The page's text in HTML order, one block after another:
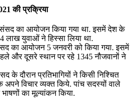
की प्रक्रिया
का आयोजन किया गया था. इसमें देश के
लाख युवाओं ने हिस्‍सा लिया था.
का आयोजन 5 जनवरी को किया गया. इसमें
और दूसरे स्‍थान पर रहे 1345 नौजवानों ने
के दौरान प्रतिभागियों ने किसी निश्चित
अपने विचार व्‍यक्‍त किये. पांच सदस्‍यों वाले
का मूल्‍यांकन किया.